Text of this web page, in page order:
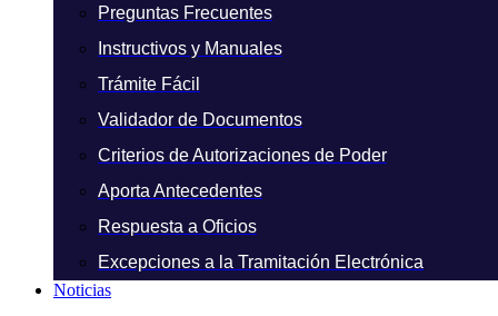
Preguntas Frecuentes
Instructivos y Manuales
Trámite Fácil
Validador de Documentos
Criterios de Autorizaciones de Poder
Aporta Antecedentes
Respuesta a Oficios
Excepciones a la Tramitación Electrónica
Noticias